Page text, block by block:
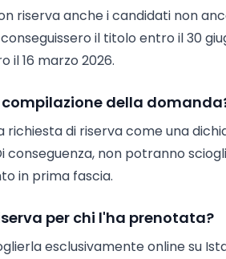
riserva anche i candidati non
il titolo entro il 30
16 marzo 2026.
della
di riserva come una
non potranno
in prima fascia.
per chi l'ha prenotata?
esclusivamente online su